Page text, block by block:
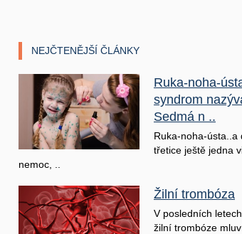
NEJČTENĚJŠÍ ČLÁNKY
Ruka-noha-
syndrom
Sedmá n ..
Ruka-noha-ústa..a
třetice ještě jedna
nemoc, ..
Žilní trombóza
V posledních
žilní trombóze